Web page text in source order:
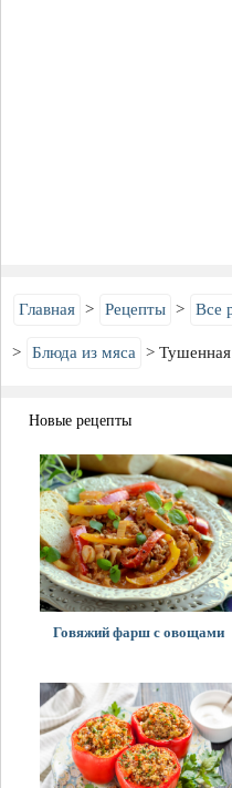
Главная Рецепты Все
Блюда из мяса
Новые рецепты
Говяжий фарш с овощами